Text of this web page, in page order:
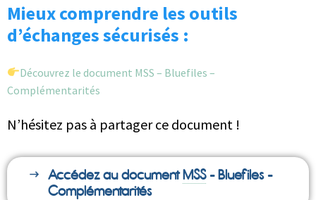
Mieux comprendre les outils
d’échanges sécurisés :
Découvrez le document MSS – Bluefiles –
Complémentarités
N’hésitez pas à partager ce document !
Accédez au documentMSS- Bluefiles -
Complémentarités